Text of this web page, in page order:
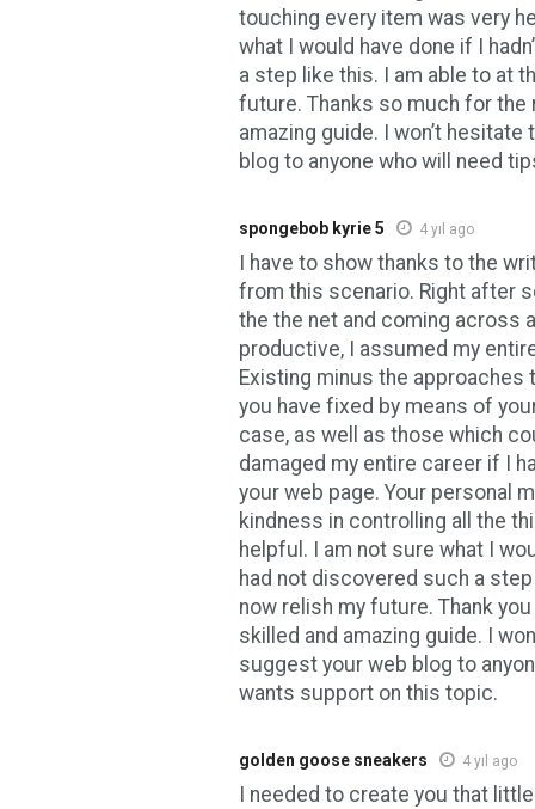
touching every item was very
what I would have done if I
a step like this. I am able to at
future. Thanks so much for the
amazing guide. I won’t
blog to anyone who will need
spongebob kyrie 5 4 yıl ago
I have to show thanks to the
from this scenario. Right after
the the net and coming across
productive, I assumed my
Existing minus the
you have fixed by means of
case, as well as those which
damaged my entire career if I
your web page. Your personal
kindness in controlling all the
helpful. I am not sure what I
had not discovered such a step
now relish my future. Thank
skilled and amazing guide. I
suggest your web blog to
wants support on this topic.
golden goose sneakers 4 yıl ago
I needed to create you that